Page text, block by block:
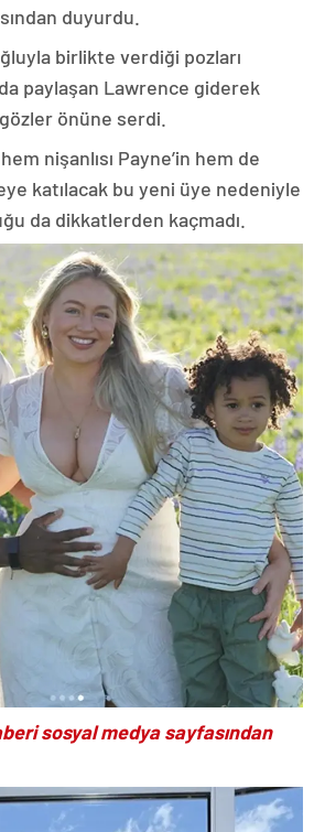
duyurdu.
birlikte verdiği pozları
paylaşan Lawrence giderek
önüne serdi.
nişanlısı Payne’in hem de
katılacak bu yeni üye nedeniyle
da dikkatlerden kaçmadı.
sosyal medya sayfasından